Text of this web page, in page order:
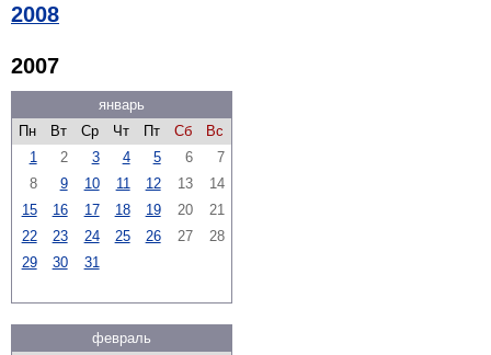
2008
2007
январь
Пн
Вт Ср Чт Пт Сб
Вс
1
2 3 4 5 6
7
8
9 10 11 12 13
14
15
16 17 18 19 20
21
22
23 24 25 26 27
28
29
30 31
февраль